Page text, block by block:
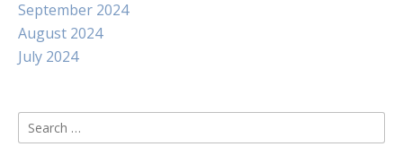
September 2024
August 2024
July 2024
Search
for: